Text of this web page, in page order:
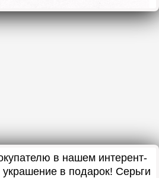
в нашем интерент-
в подарок! Серьги